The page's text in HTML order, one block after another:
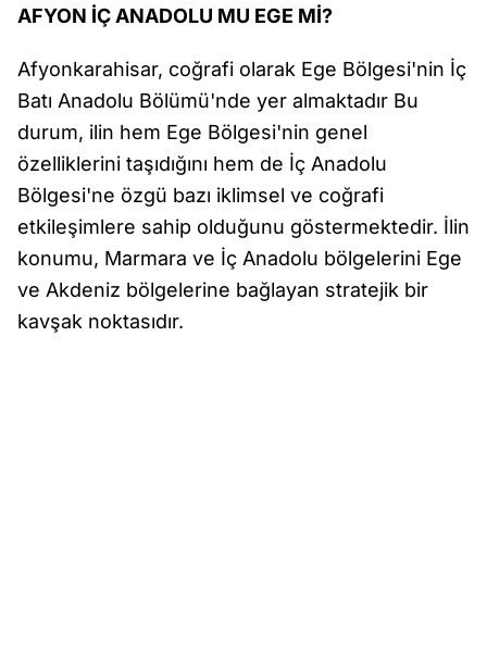
AFYON İÇ ANADOLU MU EGE Mİ?
Afyonkarahisar, coğrafi olarak Ege Bölgesi'nin İç
Batı Anadolu Bölümü'nde yer almaktadır Bu
durum, ilin hem Ege Bölgesi'nin genel
özelliklerini taşıdığını hem de İç Anadolu
Bölgesi'ne özgü bazı iklimsel ve coğrafi
etkileşimlere sahip olduğunu göstermektedir. İlin
konumu, Marmara ve İç Anadolu bölgelerini Ege
ve Akdeniz bölgelerine bağlayan stratejik bir
kavşak noktasıdır.